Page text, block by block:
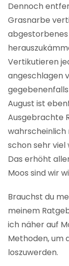
Dennoch
Grasnarbe
Vertikutieren
angeschlagen
August ist
Ausgebrachte
wahrscheinlich
schon sehr viel
Das erhöht
Moos sind wir
Brauchst du
meinem
ich näher auf
Methoden, um
loszuwerden.